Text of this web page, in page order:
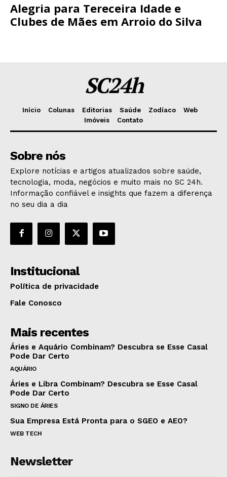
Alegria para Tereceira Idade e
Clubes de Mães em Arroio do Silva
SC24h
Início Colunas Editorias Saúde Zodíaco
Web
Imóveis
Contato
Sobre nós
Explore notícias e artigos atualizados sobre saúde,
tecnologia, moda, negócios e muito mais no SC 24h.
Informação confiável e insights que fazem a diferença
no seu dia a dia
Institucional
Política de privacidade
Fale Conosco
Mais recentes
Áries e Aquário Combinam? Descubra se Esse Casal
Pode Dar Certo
AQUÁRIO
Áries e Libra Combinam? Descubra se Esse Casal
Pode Dar Certo
SIGNO DE ÁRIES
Sua Empresa Está Pronta para o SGEO e AEO?
WEB TECH
Newsletter